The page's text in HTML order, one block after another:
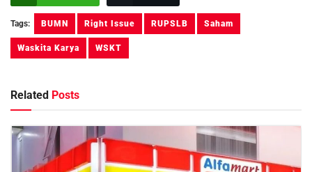
Tags: BUMN Right Issue RUPSLB Saham
Waskita Karya WSKT
Related Posts